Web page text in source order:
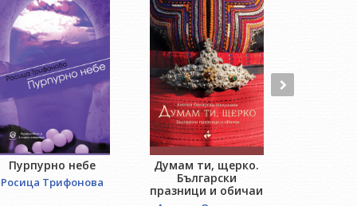
Пурпурно небе
Росица Трифонова
Думам ти, щерко.
Български
празници и обичаи